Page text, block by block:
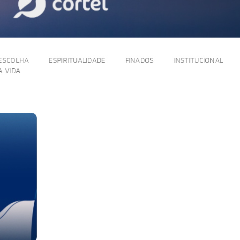
VIDA
ESPIRITUALIDADE FINADOS INSTITUCIONAL